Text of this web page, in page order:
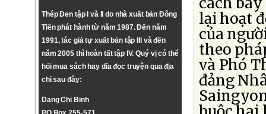
Thép Đen tập I và II do nhà xuất bản Đông
Tiến phát hành từ năm 1987. Đến năm
1991, tác giả tự xuất bản tập III và đến
năm 2005 thì hoàn tất tập IV. Quý vị có thể
hỏi mua sách hay dĩa đọc truyện qua địa
chỉ sau đây:
Dang Chi Binh
lại hoạt
của
theo
và Phó
đảng